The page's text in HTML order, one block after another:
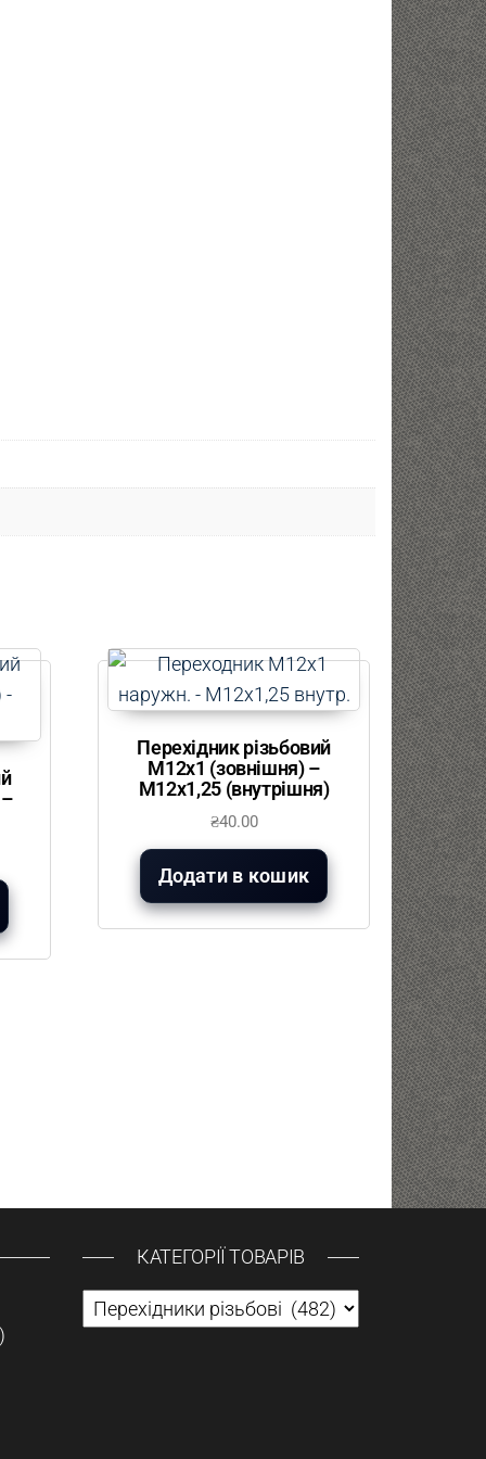
Перехідник різьбовий
М12х1 (зовнішня) –
М12х1,25 (внутрішня)
₴40.00
Додати в кошик
КАТЕГОРІЇ ТОВАРІВ